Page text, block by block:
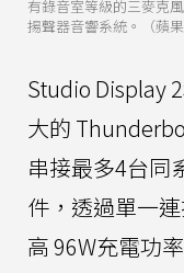
有錄音室等級的三麥克
揚聲器音響系統。（蘋果
Studio Display
大的
串接最多4台同
件，透過單一
高 96W充電功